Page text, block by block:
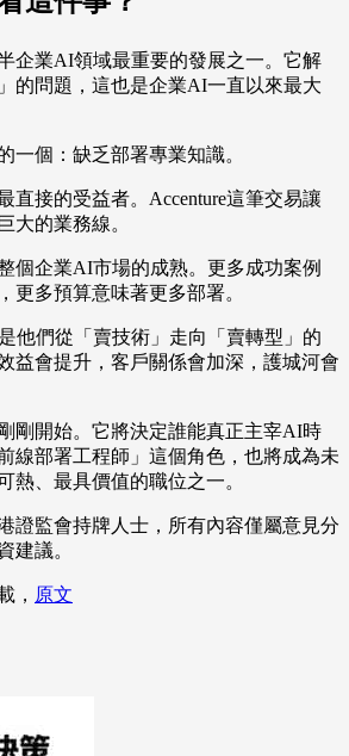
企業AI領域最重要的發展之一。它解
的問題，這也是企業AI一直以來最大
一個：缺乏部署專業知識。
直接的受益者。Accenture這筆交易讓
大的業務線。
個企業AI市場的成熟。更多成功案例
更多預算意味著更多部署。
他們從「賣技術」走向「賣轉型」的
益會提升，客戶關係會加深，護城河會
剛開始。它將決定誰能真正主宰AI時
線部署工程師」這個角色，也將成為未
熱、最具價值的職位之一。
證監會持牌人士，所有內容僅屬意見分
建議。
， 原文